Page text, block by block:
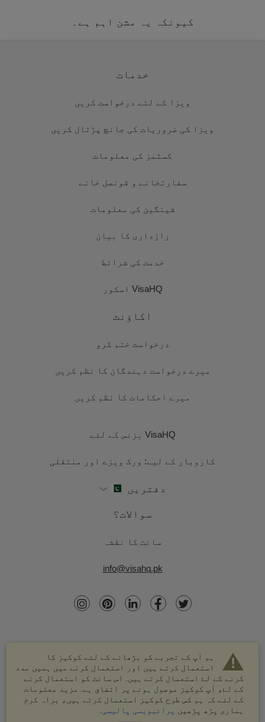
کیونکہ یہ مشن اہم ہے۔
ہم آپ کے تجربے کو بڑھانے کے لئے کوکیز کا
استعمال کرتے ہیں اور استعمال کرنے میں ہمیں مدد
کرنے کے لۓ استعمال کرتے ہیں. اس سائٹ کو استعمال کرنے
کے لۓ، آپ کوکیز موصول ہونے پر اتفاق ہے. مزید معلومات
کے لئے کہ ہم کس طرح کوکیز استعمال کرتے ہیں، براہ کرم
ہماری پڑھ پڑھیں
پرائیویسی پالیسی
خدمات
ویزا کے لئے درخواست کریں
ویزا کی ضروریات کی جانچ پڑتال کریں
کسٹمز کی معلومات
سفارتخانے و قونصل خانے
شینگین کی معلومات
رازداری کا بیان
خدمت کی شرائط
VisaHQ اسکور
اکاؤنٹ
درخواست ختم کرو
میرے درخواست دہندگان کا نظم کریں
میرے احکامات کا نظم کریں
VisaHQ بزنس کے لئے
کاروبار کے لیے: ورک ویزے اور منتقلی
دفتریں
سوالات؟
سائٹ کا نقشہ
info@visahq.pk
© 2003-2026 VisaHQ.com، انک. تمام حقوق محفوظ ہیں۔